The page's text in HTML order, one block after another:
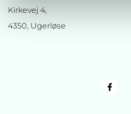
Kirkevej 4,
4350, Ugerløse